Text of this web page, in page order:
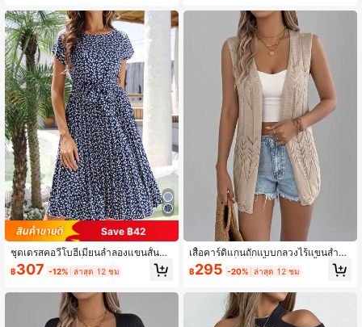
Save ฿42
ชุดเดรสคอวีโบฮีเมียนลำลองแขนสั้นผูก
หน้าลายดอกไม้เล็กชายระบายหรูหราค
อลเลกชันฤดูใบไม้ผลิ/ฤดูร้อนใหม่
฿307 -12% ล่าสุด 12 ชม
เสื้อคาร์ดิแกนถักแบบกลวงไร้แขนสำหรั
บผู้หญิง, แจ็คเก็ตน้ำหนักเบาสีพื้นสำหรั
บชายหาด/รีสอร์ท, ฤดูร้อน
฿295 -20% ล่าสุด 12 ชม